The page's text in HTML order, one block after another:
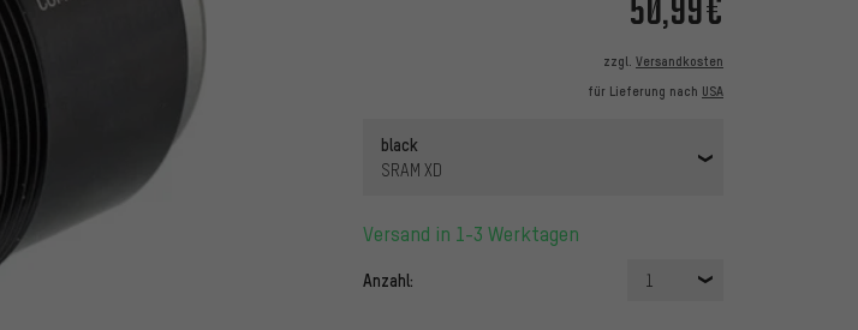
zzgl. Versandkosten
für Lieferung nach USA
black
SRAM XD
Versand in 1-3 Werktagen
Anzahl: 1